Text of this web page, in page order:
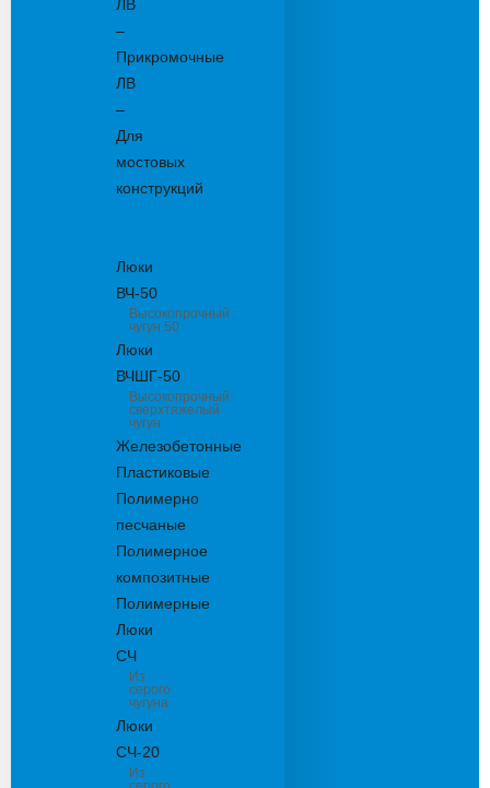
ЛВ
–
Прикромочные
ЛВ
–
Для
мостовых
конструкций
Люки
ВЧ-50
Высокопрочный
чугун 50
Люки
ВЧШГ-50
Высокопрочный
сверхтяжелый
чугун
Железобетонные
Пластиковые
Полимерно
песчаные
Полимерное
композитные
Полимерные
Люки
СЧ
Из
серого
чугуна
Люки
СЧ-20
Из